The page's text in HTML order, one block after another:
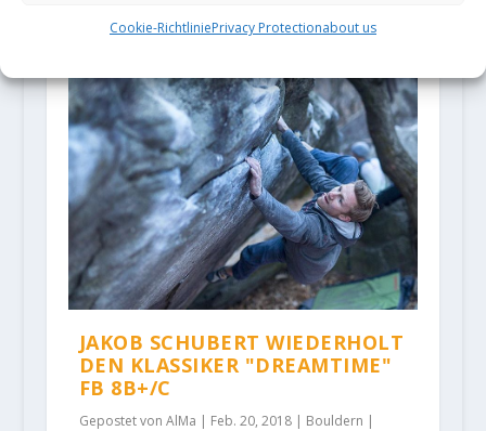
Cookie-RichtliniePrivacy Protectionabout us
JAKOB SCHUBERT WIEDERHOLT
DEN KLASSIKER "DREAMTIME"
FB 8B+/C
Gepostet von AlMa | Feb. 20, 2018| Bouldern |